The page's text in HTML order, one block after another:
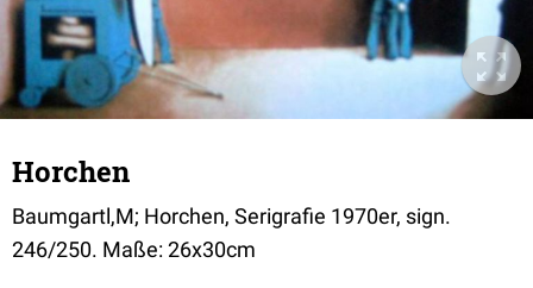
Horchen
Baumgartl,M; Horchen, Serigrafie 1970er, sign.
246/250. Maße: 26x30cm